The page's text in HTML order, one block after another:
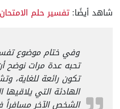
شاهد أيضًا:تفسير حلم
وفي ختام موضوع
تحبه عدة مرات نوضح
تكون رائعة للغاية،
الهادئة التي يلاقيها
الشخص الآخر مسافراً